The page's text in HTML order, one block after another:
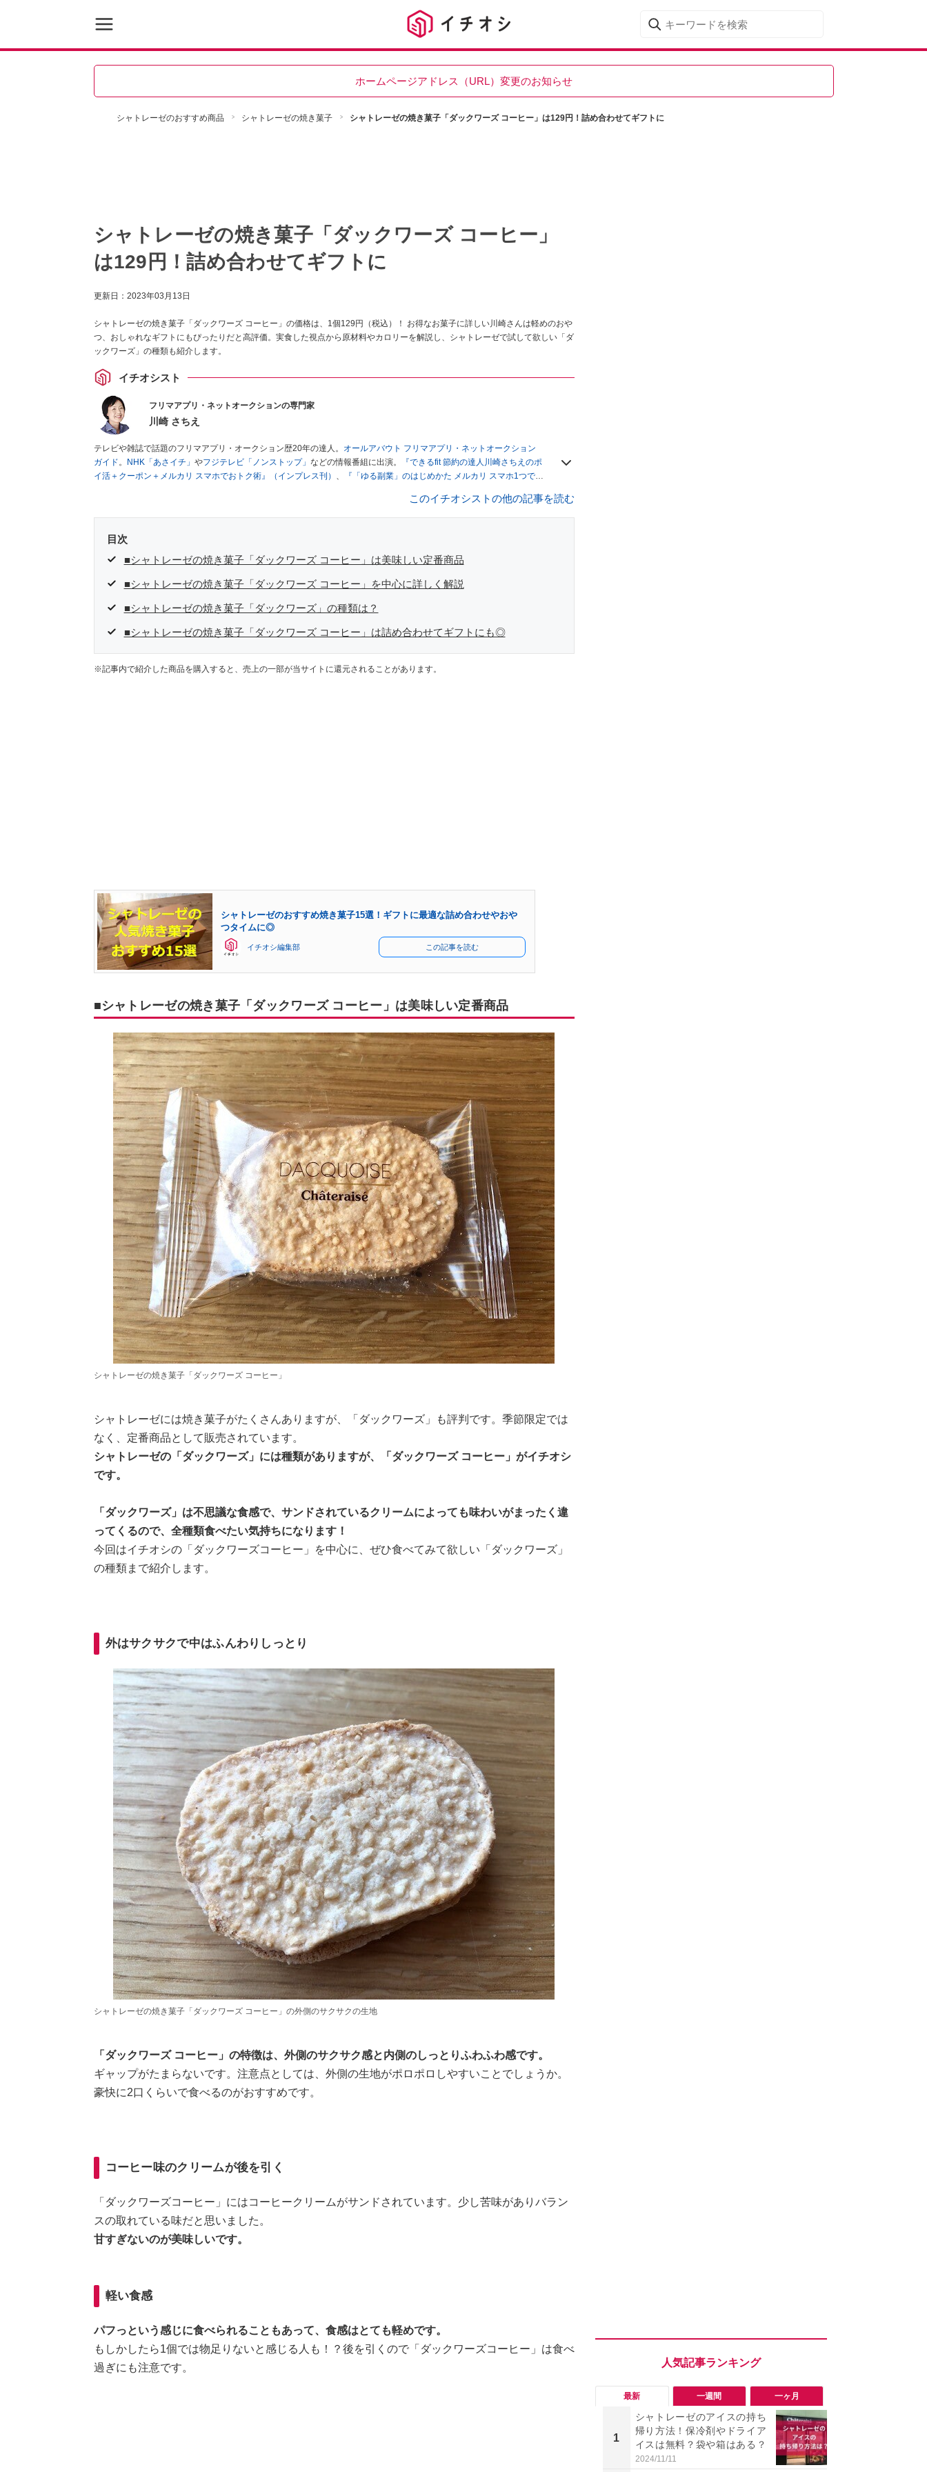
ホームページアドレス（URL）変更のお知らせ
シャトレーゼのおすすめ商品 シャトレーゼの焼き菓子 シャトレーゼの焼き菓子「ダックワーズ コーヒー」は129円！詰め合わせてギフトに
シャトレーゼの焼き菓子「ダックワーズ コーヒー」
は129円！詰め合わせてギフトに
更新日： 2023年03月13日
シャトレーゼの焼き菓子「ダックワーズ コーヒー」の価格は、1個129円（税込）！ お得なお菓子に詳しい川崎さんは軽めのおや
つ、おしゃれなギフトにもぴったりだと高評価。実食した視点から原材料やカロリーを解説し、シャトレーゼで試して欲しい「ダ
ックワーズ」の種類も紹介します。
イチオシスト
フリマアプリ・ネットオークションの専門家
川崎 さちえ
テレビや雑誌で話題のフリマアプリ・オークション歴20年の達人。
オールアバウト フリマアプリ・ネットオークション
ガイド。 NHK「あさイチ」 やフジテレビ「ノンストップ」 などの情報番組に出演。
『できるfit 節約の達人川崎さちえのポ
イ活＋クーポン＋メルカリ スマホでおトク術』（インプレス刊） 、
『「ゆる副業」のはじめかた メルカリ スマホ1つでス
■経歴：2003年、夫が子育てをするために、突然会社を辞める。翌月からの給料が０円になり、家にいながら、しかも空
いた時間でできるオークションに目をつける。しかし、取引の仕方がわからずに、まずは落札者として参加。その後、出
を生活の一部に取り入れるべく、「ネットオークションやフリマアプリは生活のインフラになる」という考えを持つ。ま
た消費税増税の社会においては、ネットオークションやフリマアプリが家計の救世主になりえると考え、業者とは違う視
このイチオシストの他の記事を読む
目次
■シャトレーゼの焼き菓子「ダックワーズ コーヒー」は美味しい定番商品
■シャトレーゼの焼き菓子「ダックワーズ コーヒー」を中心に詳しく解説
■シャトレーゼの焼き菓子「ダックワーズ」の種類は？
■シャトレーゼの焼き菓子「ダックワーズ コーヒー」は詰め合わせてギフトにも◎
※記事内で紹介した商品を購入すると、売上の一部が当サイトに還元されることがあります。
シャトレーゼのおすすめ焼き菓子15選！ギフトに最適な詰め合わせやおや
つタイムに◎
イチオシ編集部 この記事を読む
■シャトレーゼの焼き菓子「ダックワーズ コーヒー」は美味しい定番商品
シャトレーゼの焼き菓子「ダックワーズ コーヒー」
シャトレーゼには焼き菓子がたくさんありますが、「ダックワーズ」も評判です。季節限定では
なく、定番商品として販売されています。
シャトレーゼの「ダックワーズ」には種類がありますが、「ダックワーズ コーヒー」がイチオシ
です。
「ダックワーズ」は不思議な食感で、サンドされているクリームによっても味わいがまったく違
ってくるので、全種類食べたい気持ちになります！
今回はイチオシの「ダックワーズコーヒー」を中心に、ぜひ食べてみて欲しい「ダックワーズ」
の種類まで紹介します。
外はサクサクで中はふんわりしっとり
シャトレーゼの焼き菓子「ダックワーズ コーヒー」の外側のサクサクの生地
「ダックワーズ コーヒー」の特徴は、外側のサクサク感と内側のしっとりふわふわ感です。
ギャップがたまらないです。注意点としては、外側の生地がポロポロしやすいことでしょうか。
豪快に2口くらいで食べるのがおすすめです。
コーヒー味のクリームが後を引く
「ダックワーズコーヒー」にはコーヒークリームがサンドされています。少し苦味がありバラン
スの取れている味だと思いました。
甘すぎないのが美味しいです。
軽い食感
パフっという感じに食べられることもあって、食感はとても軽めです。
もしかしたら1個では物足りないと感じる人も！？後を引くので「ダックワーズコーヒー」は食べ
過ぎにも注意です。
最新 一週間 一ヶ月
1
シャトレーゼのアイスの持ち
帰り方法！保冷剤やドライア
イスは無料？袋や箱はある？
2024/11/11